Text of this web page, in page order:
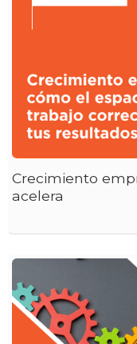
Crecimiento
acelera